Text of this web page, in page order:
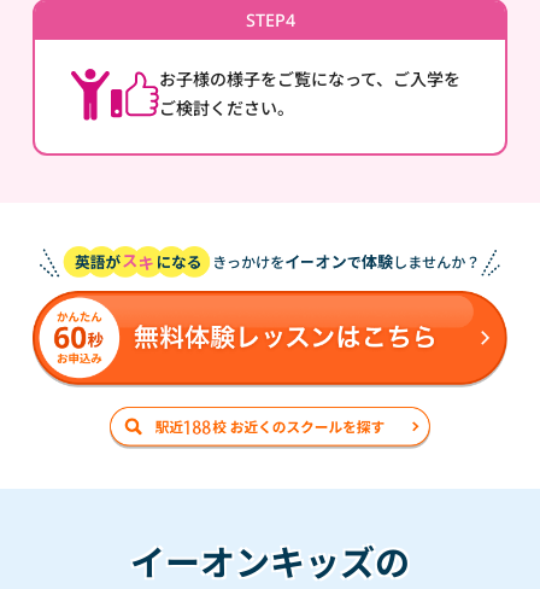
STEP4
お子様の様子をご覧になって、ご入学を
ご検討ください。
イーオンキッズの